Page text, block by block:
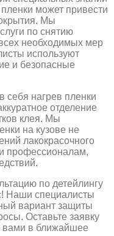
может привести
Мы
по снятию
необходимых мер
используют
и безопасные
себя нагрев пленки
отделение
клея. Мы
на кузове не
лакокрасочного
профессионалам,
по детейлингу
Наши специалисты
вариант защиты
Оставьте заявку
вами в ближайшее